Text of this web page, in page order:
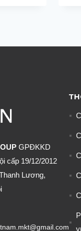
GPĐKKD
cấp 19/12/2012
Lương,